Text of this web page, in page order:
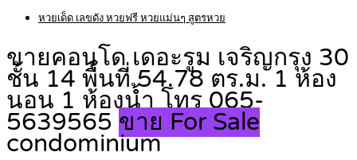
หวยเด็ด เลขดัง หวยฟรี หวยแม่นๆ สูตรหวย
ขายคอนโด เดอะรูม เจริญกรุง 30
ชั้น 14 พื้นที่ 54.78 ตร.ม. 1 ห้อง
นอน 1 ห้องน้ำ โทร 065-
5639565 ขาย For Sale
condominium